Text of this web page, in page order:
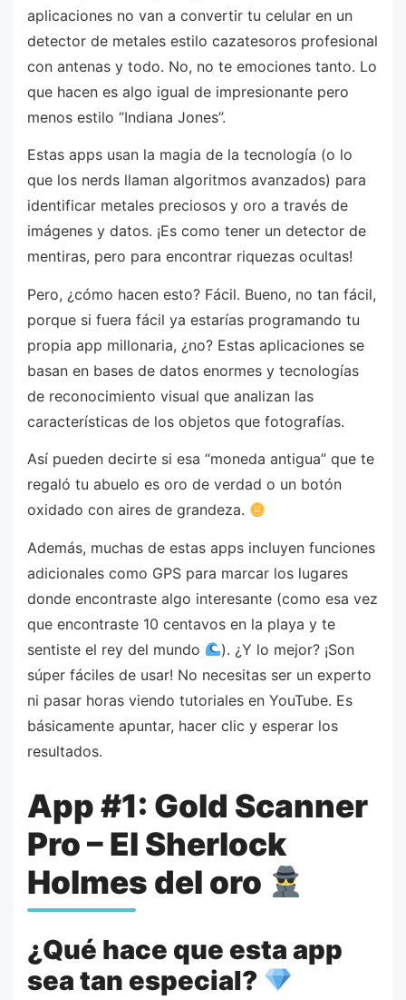
aplicaciones no van a convertir tu celular en un
detector de metales estilo cazatesoros profesional
con antenas y todo. No, no te emociones tanto. Lo
que hacen es algo igual de impresionante pero
menos estilo “Indiana Jones”.
Estas apps usan la magia de la tecnología (o lo
que los nerds llaman algoritmos avanzados) para
identificar metales preciosos y oro a través de
imágenes y datos. ¡Es como tener un detector de
mentiras, pero para encontrar riquezas ocultas!
Pero, ¿cómo hacen esto? Fácil. Bueno, no tan fácil,
porque si fuera fácil ya estarías programando tu
propia app millonaria, ¿no? Estas aplicaciones se
basan en bases de datos enormes y tecnologías
de reconocimiento visual que analizan las
características de los objetos que fotografías.
Así pueden decirte si esa “moneda antigua” que te
regaló tu abuelo es oro de verdad o un botón
oxidado con aires de grandeza.
Además, muchas de estas apps incluyen funciones
adicionales como GPS para marcar los lugares
donde encontraste algo interesante (como esa vez
que encontraste 10 centavos en la playa y te
sentiste el rey del mundo
). ¿Y lo mejor? ¡Son
súper fáciles de usar! No necesitas ser un experto
ni pasar horas viendo tutoriales en YouTube. Es
básicamente apuntar, hacer clic y esperar los
resultados.
App #1: Gold Scanner
Pro – El Sherlock
Holmes del oro
¿Qué hace que esta app
sea tan especial?